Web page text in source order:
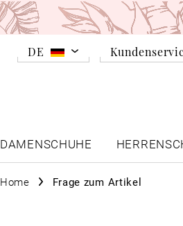
DE
DAMENSCHUHE
Home Frage zum Artikel